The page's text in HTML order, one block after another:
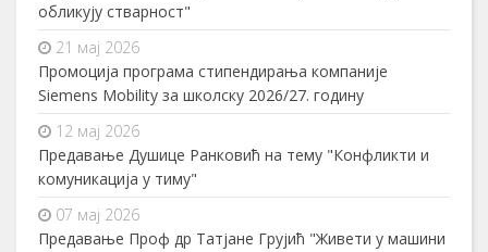
обликују стварност"
21 мај 2026
Промоција програма стипендирања компаније
Siemens Mobility за школску 2026/27. годину
12 мај 2026
Предавање Душице Ранковић на тему "Конфликти и
комуникација у тиму"
07 мај 2026
Предавање Проф др Татјане Грујић "Живети у машини